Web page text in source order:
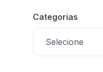
Categorias
Selecione